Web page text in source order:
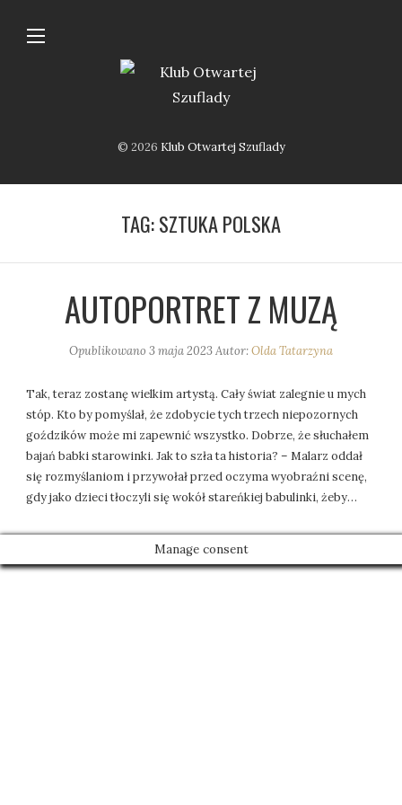
© 2026 Klub Otwartej Szuflady
TAG:SZTUKA POLSKA
AUTOPORTRET Z MUZĄ
Opublikowano 3 maja 2023Autor:Olda Tatarzyna
Tak, teraz zostanę wielkim artystą. Cały świat zalegnie u mych
stóp. Kto by pomyślał, że zdobycie tych trzech niepozornych
goździków może mi zapewnić wszystko. Dobrze, że słuchałem
bajań babki starowinki. Jak to szła ta historia? – Malarz oddał
się rozmyślaniom i przywołał przed oczyma wyobraźni scenę,
gdy jako dzieci tłoczyli się wokół stareńkiej babulinki, żeby…
Manage consent